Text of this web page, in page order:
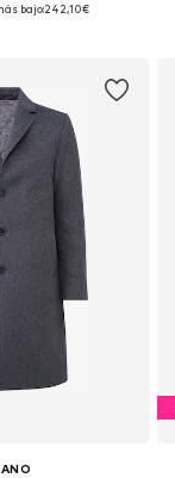
bajo:242,10€